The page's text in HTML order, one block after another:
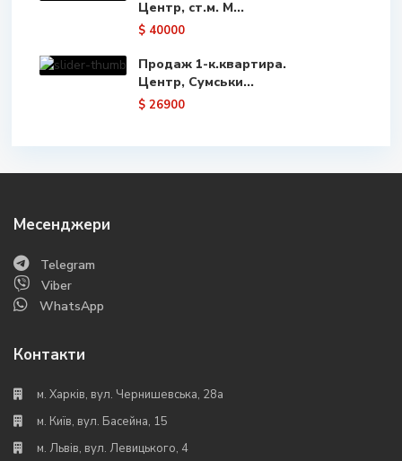
Центр, ст.м. М...
$ 40000
Продаж 1-к.квартира.
Центр, Сумськи...
$ 26900
Месенджери
Telegram
Viber
WhatsApp
Контакти
м. Харків, вул. Чернишевська, 28а
м. Київ, вул. Басейна, 15
м. Львів, вул. Левицького, 4